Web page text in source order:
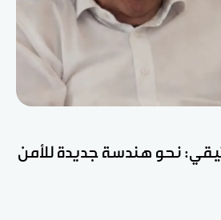
نحو هندسة جديدة للأمن